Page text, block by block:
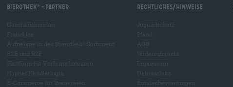
Bierothek - Partner Rechtliches/Hinweise